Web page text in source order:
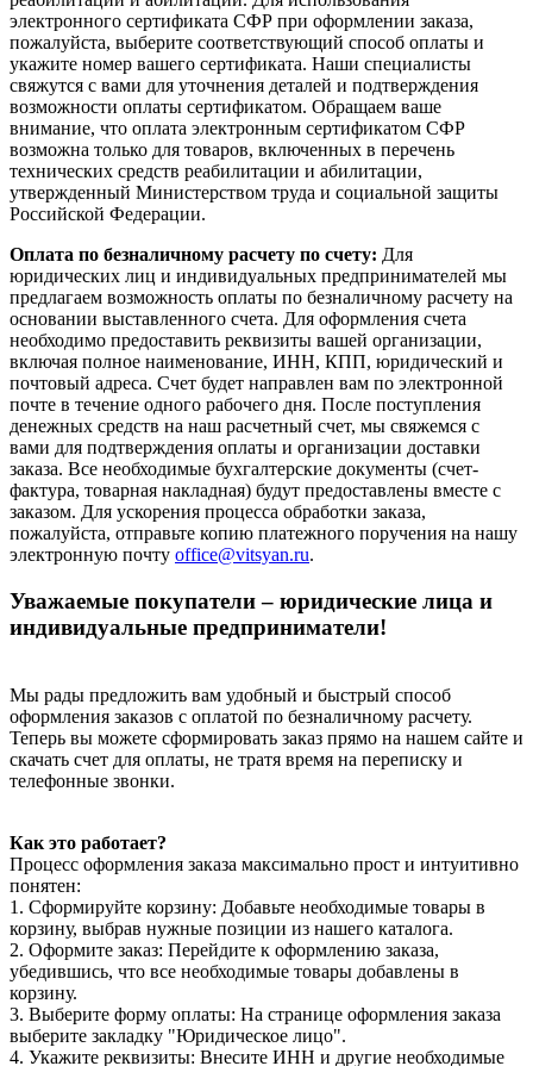
электронного сертификата СФР при оформлении заказа,
пожалуйста, выберите соответствующий способ оплаты и
укажите номер вашего сертификата. Наши специалисты
свяжутся с вами для уточнения деталей и подтверждения
возможности оплаты сертификатом. Обращаем ваше
внимание, что оплата электронным сертификатом СФР
возможна только для товаров, включенных в перечень
технических средств реабилитации и абилитации,
утвержденный Министерством труда и социальной защиты
Российской Федерации.
Оплата по безналичному расчету по счету: Для
юридических лиц и индивидуальных предпринимателей мы
предлагаем возможность оплаты по безналичному расчету на
основании выставленного счета. Для оформления счета
необходимо предоставить реквизиты вашей организации,
включая полное наименование, ИНН, КПП, юридический и
почтовый адреса. Счет будет направлен вам по электронной
почте в течение одного рабочего дня. После поступления
денежных средств на наш расчетный счет, мы свяжемся с
вами для подтверждения оплаты и организации доставки
заказа. Все необходимые бухгалтерские документы (счет-
фактура, товарная накладная) будут предоставлены вместе с
заказом. Для ускорения процесса обработки заказа,
пожалуйста, отправьте копию платежного поручения на нашу
электронную почту office@vitsyan.ru.
Уважаемые покупатели – юридические лица и
индивидуальные предприниматели!
Мы рады предложить вам удобный и быстрый способ
оформления заказов с оплатой по безналичному расчету.
Теперь вы можете сформировать заказ прямо на нашем сайте и
скачать счет для оплаты, не тратя время на переписку и
телефонные звонки.
Как это работает?
Процесс оформления заказа максимально прост и интуитивно
понятен:
1. Сформируйте корзину: Добавьте необходимые товары в
корзину, выбрав нужные позиции из нашего каталога.
2. Оформите заказ: Перейдите к оформлению заказа,
убедившись, что все необходимые товары добавлены в
корзину.
3. Выберите форму оплаты: На странице оформления заказа
выберите закладку "Юридическое лицо".
4. Укажите реквизиты: Внесите ИНН и другие необходимые